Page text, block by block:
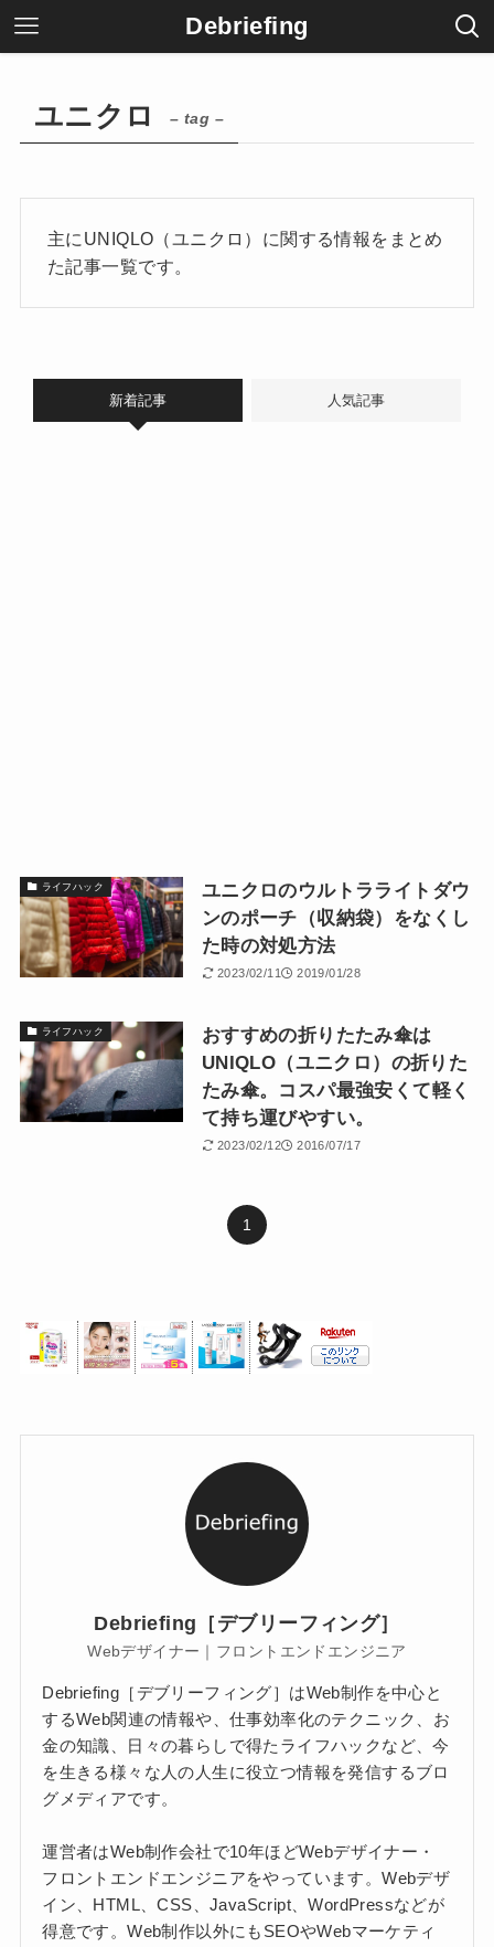
Debriefing
ユニクロ – tag –
主にUNIQLO（ユニクロ）に関する情報をまとめ
た記事一覧です。
新着記事 人気記事
ライフハック
ユニクロのウルトラライトダウ
ンのポーチ（収納袋）をなくし
た時の対処方法
2023/02/11 2019/01/28
ライフハック
おすすめの折りたたみ傘は
UNIQLO（ユニクロ）の折りた
たみ傘。コスパ最強安くて軽く
て持ち運びやすい。
2023/02/12 2016/07/17
1
Debriefing［デブリーフィング］
Webデザイナー｜フロントエンドエンジニア
Debriefing［デブリーフィング］はWeb制作を中心と
するWeb関連の情報や、仕事効率化のテクニック、お
金の知識、日々の暮らしで得たライフハックなど、今
を生きる様々な人の人生に役立つ情報を発信するブロ
グメディアです。
運営者はWeb制作会社で10年ほどWebデザイナー・
フロントエンドエンジニアをやっています。Webデザ
イン、HTML、CSS、JavaScript、WordPressなどが
得意です。Web制作以外にもSEOやWebマーケティ